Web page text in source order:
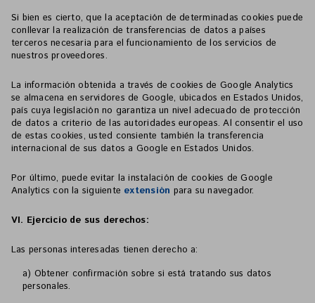
Si bien es cierto, que la aceptación de determinadas cookies puede
conllevar la realización de transferencias de datos a países
terceros necesaria para el funcionamiento de los servicios de
nuestros proveedores.
La información obtenida a través de cookies de Google Analytics
se almacena en servidores de Google, ubicados en Estados Unidos,
país cuya legislación no garantiza un nivel adecuado de protección
de datos a criterio de las autoridades europeas. Al consentir el uso
de estas cookies, usted consiente también la transferencia
internacional de sus datos a Google en Estados Unidos.
Por último, puede evitar la instalación de cookies de Google
Analytics con la siguiente extensión para su navegador.
VI. Ejercicio de sus derechos:
Las personas interesadas tienen derecho a:
a) Obtener confirmación sobre si está tratando sus datos
personales.